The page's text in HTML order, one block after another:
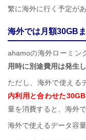
繁に海外に行く予定が
海外では月額30GB
ahamoの海外ローミン
用時に別途費用は発生し
ただし、海外で使える
内利用と合わせた30GB
量を消費すると、海外
海外で使えるデータ容